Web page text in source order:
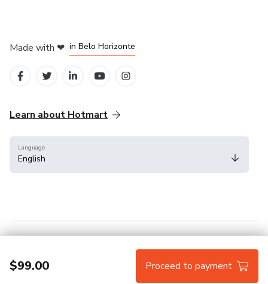
$99.00 Proceed to payment
Made with ❤ in Belo Horizonte
Learn about Hotmart
Language
English
Hotmart — 2011-2026 © All rights reserved.